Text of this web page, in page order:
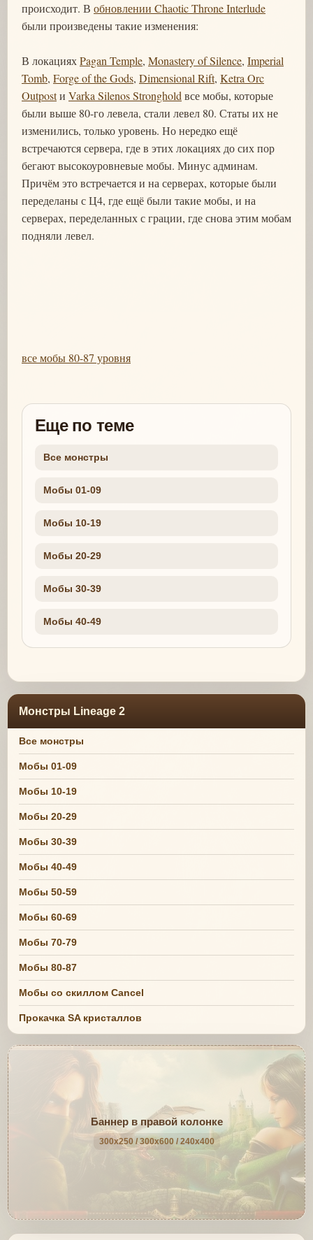
происходит. В обновлении Chaotic Throne Interlude
были произведены такие изменения:
В локацияхPagan Temple, Monastery of Silence, Imperial
Tomb, Forge of the Gods, Dimensional Rift, Ketra Orc
Outpostи Varka Silenos Stronghold все мобы, которые
были выше 80-го левела, стали левел 80. Статы их не
изменились, только уровень. Но нередко ещё
встречаются сервера, где в этих локациях до сих пор
бегают высокоуровневые мобы. Минус админам.
Причём это встречается и на серверах, которые были
переделаны с Ц4, где ещё были такие мобы, и на
серверах, переделанных с грации, где снова этим мобам
подняли левел.
все мобы 80-87 уровня
Еще по теме
Все монстры
Мобы 01-09
Мобы 10-19
Мобы 20-29
Мобы 30-39
Мобы 40-49
Монстры Lineage 2
Все монстры
Мобы 01-09
Мобы 10-19
Мобы 20-29
Мобы 30-39
Мобы 40-49
Мобы 50-59
Мобы 60-69
Мобы 70-79
Мобы 80-87
Мобы со скиллом Cancel
Прокачка SA кристаллов
Баннер в правой колонке
300x250 / 300x600 / 240x400